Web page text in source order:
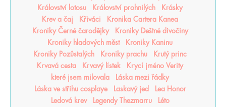
Království lotosu
Království prohnilých
Krásky
Krev a čaj
Křiváci
Kronika Cartera Kanea
Kroniky Černé čarodějky
Kroniky Deštné divočiny
Kroniky hladových měst
Kroniky Kaninu
Kroniky Pozůstalých
Kroniky prachu
Krutý princ
Krvavá cesta
Krvavý lístek
Krycí jméno Verity
které jsem milovala
Láska mezi řádky
Láska ve střihu cosplaye
Laskavý jed
Lea Honor
Ledová krev
Legendy Thezmarru
Léto